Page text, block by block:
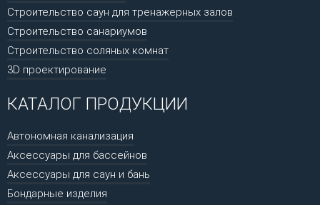
Строительство саун для тренажерных залов
Строительство санариумов
Строительство соляных комнат
3D проектирование
КАТАЛОГ ПРОДУКЦИИ
Автономная канализация
Аксессуары для бассейнов
Аксессуары для саун и бань
Бондарные изделия